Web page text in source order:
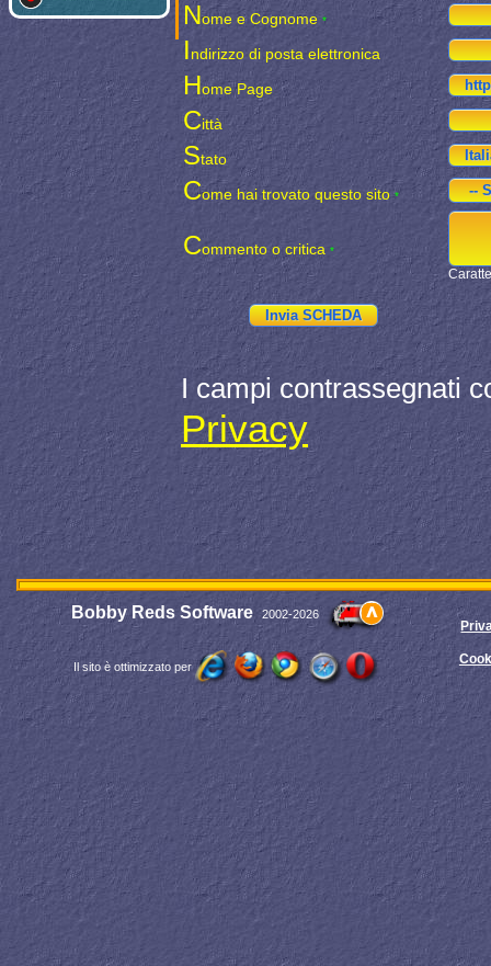
Nome e Cognome *
Indirizzo di posta elettronica
Home Page
Città
Stato
Come hai trovato questo sito*
Commento o critica *
I campi contrassegnati
Privacy
Bobby Reds Software2002-2026
Il sito è ottimizzato per